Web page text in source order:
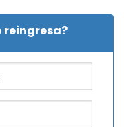
reingresa?